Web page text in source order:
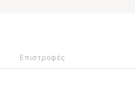
Επιστροφές